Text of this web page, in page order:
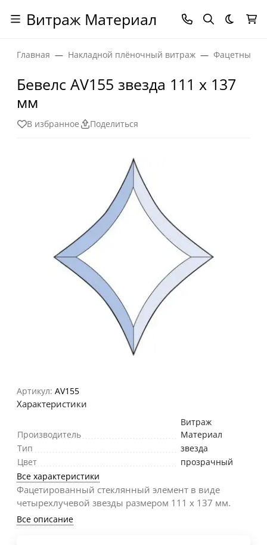
Витраж Материал Темная
Главная Накладной плёночный витраж Фацетные
Бевелс AV155 звезда 111 х 137
мм
В избранное Поделиться
Артикул: AV155
Характеристики
Производитель
Витраж
Материал
Тип
звезда
Цвет
прозрачный
Все характеристики
Фацетированный стеклянный элемент в виде
четырехлучевой звезды размером 111 х 137 мм.
Все описание